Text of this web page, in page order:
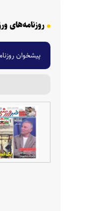
روزنامه‌های
پیشخوان روزنامه های